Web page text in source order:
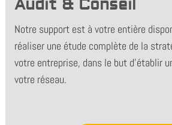
Audit & Conseil
Notre support est à votre entière
réaliser une étude complète de la
votre entreprise, dans le but d’établir
votre réseau.